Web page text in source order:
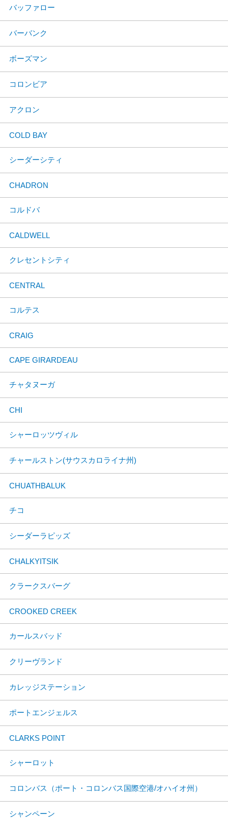
バッファロー
バーバンク
ボーズマン
コロンビア
アクロン
COLD BAY
シーダーシティ
CHADRON
コルドバ
CALDWELL
クレセントシティ
CENTRAL
コルテス
CRAIG
CAPE GIRARDEAU
チャタヌーガ
CHI
シャーロッツヴィル
チャールストン(サウスカロライナ州)
CHUATHBALUK
チコ
シーダーラピッズ
CHALKYITSIK
クラークスバーグ
CROOKED CREEK
カールスバッド
クリーヴランド
カレッジステーション
ポートエンジェルス
CLARKS POINT
シャーロット
コロンバス（ポート・コロンバス国際空港/オハイオ州）
シャンペーン